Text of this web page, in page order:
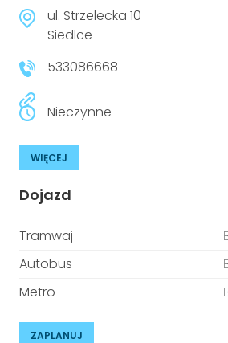
niepełnosprawnościami
Prawa osób z
Urządzenia IoT
ul. Strzelecka 10
Siedlce
533086668
Nieczynne
WIĘCEJ
Dojazd
Tramwaj
Autobus
Metro
ZAPLANUJ